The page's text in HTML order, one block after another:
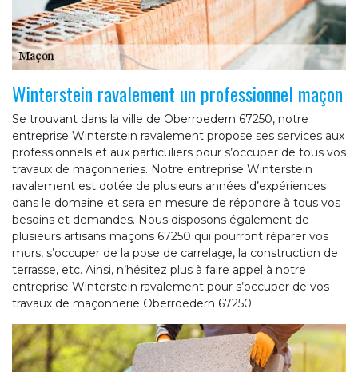
Winterstein ravalement un professionnel maçon
Se trouvant dans la ville de Oberroedern 67250, notre
entreprise Winterstein ravalement propose ses services aux
professionnels et aux particuliers pour s’occuper de tous vos
travaux de maçonneries. Notre entreprise Winterstein
ravalement est dotée de plusieurs années d’expériences
dans le domaine et sera en mesure de répondre à tous vos
besoins et demandes. Nous disposons également de
plusieurs artisans maçons 67250 qui pourront réparer vos
murs, s’occuper de la pose de carrelage, la construction de
terrasse, etc. Ainsi, n’hésitez plus à faire appel à notre
entreprise Winterstein ravalement pour s’occuper de vos
travaux de maçonnerie Oberroedern 67250.